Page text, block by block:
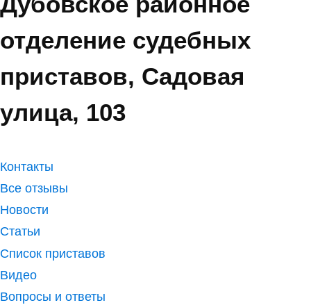
отделение судебных
приставов, Садовая
улица, 103
Контакты
Все отзывы
Новости
Статьи
Список приставов
Видео
Вопросы и ответы